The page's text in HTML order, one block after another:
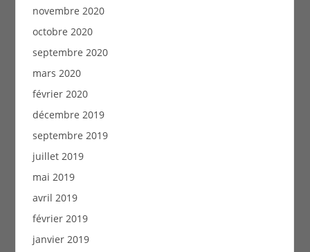
novembre 2020
octobre 2020
septembre 2020
mars 2020
février 2020
décembre 2019
septembre 2019
juillet 2019
mai 2019
avril 2019
février 2019
janvier 2019